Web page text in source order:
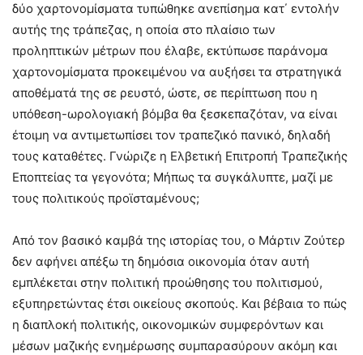
δύο χαρτονομίσματα τυπώθηκε ανεπίσημα κατ΄ εντολήν
αυτής της τράπεζας, η οποία στο πλαίσιο των
προληπτικών μέτρων που έλαβε, εκτύπωσε παράνομα
χαρτονομίσματα προκειμένου να αυξήσει τα στρατηγικά
αποθέματά της σε ρευστό, ώστε, σε περίπτωση που η
υπόθεση-ωρολογιακή βόμβα θα ξεσκεπαζόταν, να είναι
έτοιμη να αντιμετωπίσει τον τραπεζικό πανικό, δηλαδή
τους καταθέτες. Γνώριζε η Ελβετική Επιτροπή Τραπεζικής
Εποπτείας τα γεγονότα; Μήπως τα συγκάλυπτε, μαζί με
τους πολιτικούς προϊσταμένους;
Από τον βασικό καμβά της ιστορίας του, ο Μάρτιν Ζούτερ
δεν αφήνει απέξω τη δημόσια οικονομία όταν αυτή
εμπλέκεται στην πολιτική προώθησης του πολιτισμού,
εξυπηρετώντας έτσι οικείους σκοπούς. Και βέβαια το πώς
η διαπλοκή πολιτικής, οικονομικών συμφερόντων και
μέσων μαζικής ενημέρωσης συμπαρασύρουν ακόμη και